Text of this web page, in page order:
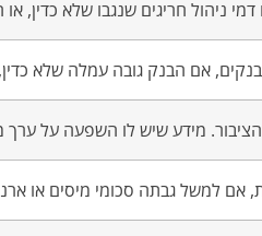
ניהול חריגים שנגבו שלא
אם הבנק גובה עמלה שלא
מידע שיש לו השפעה על ערך
אם למשל גבתה סכומי מיסים או